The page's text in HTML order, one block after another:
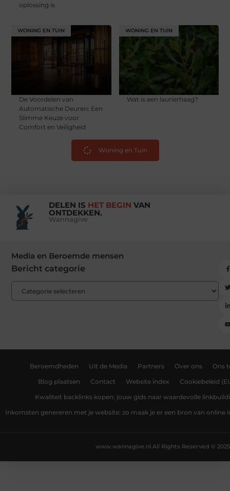
oplossing is
WONING EN TUIN
De Voordelen van
Automatische Deuren: Een
Slimme Keuze voor
Comfort en Veiligheid
WONING EN TUIN
Wat is een laurierhaag?
Woning en Tuin
DELEN IS HET BEGIN VAN
ONTDEKKEN.
Wannagive
Media en Beroemde mensen
Bericht categorie
Beroemdheden Uit de Media Partners Over ons Ons
Blog plaatsen Contact Website index Cookiebeleid
Kwaliteit backlinks kopen: jouw gids naar waardevolle
Inkomsten genereren met je website: zo maak je er een bron van online
All Rights Reserved © 2025
www.wannagive.nl.